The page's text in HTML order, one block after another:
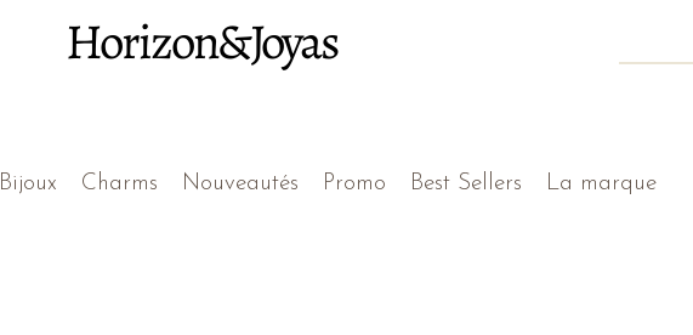
Horizon&Joyas
Bijoux Charms Nouveautés Promo Best Sellers La marque